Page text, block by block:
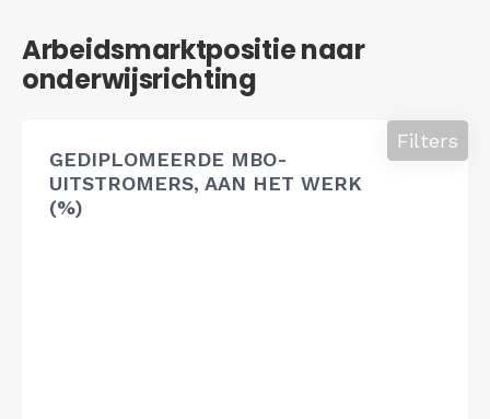
Arbeidsmarktpositie naar
onderwijsrichting
GEDIPLOMEERDE MBO-
UITSTROMERS, AAN HET WERK
(%)
Filters